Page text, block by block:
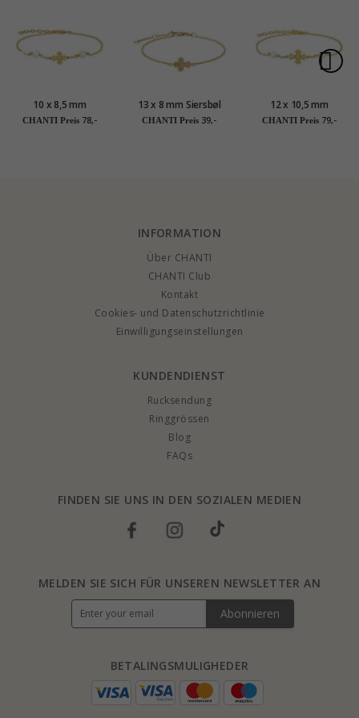
10 x 8,5 mm
Dagmarkreuz Perle
CHANTI Preis 78,-
13 x 8 mm Siersbøl
Dagmarkreuz
CHANTI Preis 39,-
12 x 10,5 mm
Dagmarkreuz Perle
CHANTI Preis 79,-
INFORMATION
Über CHANTI
CHANTI Club
Kontakt
Cookies- und Datenschutzrichtlinie
Einwilligungseinstellungen
KUNDENDIENST
Rucksendung
Ringgrössen
Blog
FAQs
FINDEN SIE UNS IN DEN SOZIALEN MEDIEN
BETALINGSMULIGHEDER
MELDEN SIE SICH FÜR UNSEREN NEWSLETTER AN
Abonnieren